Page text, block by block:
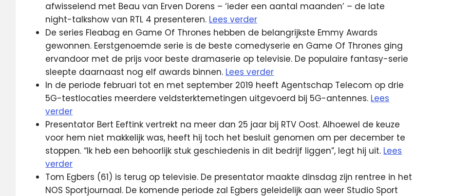
afwisselend met Beau van Erven Dorens – ‘ieder een aantal maanden’ – de late
night-talkshow van RTL 4 presenteren. Lees verder
De series Fleabag en Game Of Thrones hebben de belangrijkste Emmy Awards
gewonnen. Eerstgenoemde serie is de beste comedyserie en Game Of Thrones ging
ervandoor met de prijs voor beste dramaserie op televisie. De populaire fantasy-serie
sleepte daarnaast nog elf awards binnen. Lees verder
In de periode februari tot en met september 2019 heeft Agentschap Telecom op drie
5G-testlocaties meerdere veldsterktemetingen uitgevoerd bij 5G-antennes. Lees
verder
Presentator Bert Eeftink vertrekt na meer dan 25 jaar bij RTV Oost. Alhoewel de keuze
voor hem niet makkelijk was, heeft hij toch het besluit genomen om per december te
stoppen. “Ik heb een behoorlijk stuk geschiedenis in dit bedrijf liggen”, legt hij uit. Lees
verder
Tom Egbers (61) is terug op televisie. De presentator maakte dinsdag zijn rentree in het
NOS Sportjournaal. De komende periode zal Egbers geleidelijk aan weer Studio Sport